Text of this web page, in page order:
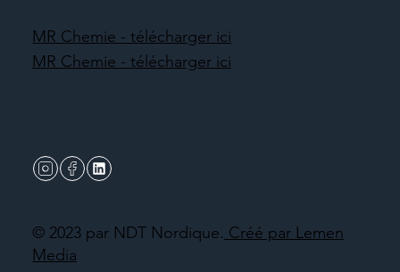
© 2023 par NDT Nordique. Créé par Lemen
Media
MR Chemie - télécharger ici
MR Chemie - télécharger ici